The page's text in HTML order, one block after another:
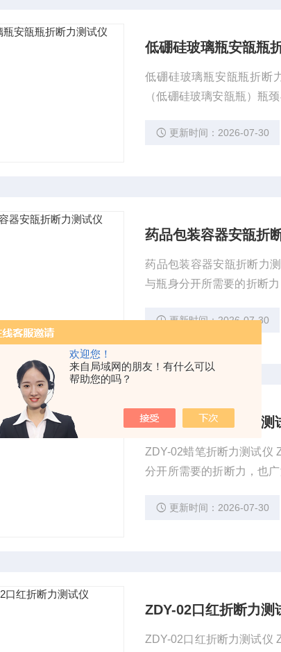
欢迎您！
来自局域网的朋友！有什么可以
帮助您的吗？
低硼硅玻璃瓶安瓿瓶
低硼硅玻璃瓶安瓿瓶折断
（低硼硅玻璃安瓿瓶）瓶
更新时间：2026-07-30
药品包装容器安瓿折
药品包装容器安瓿折断力
与瓶身分开所需要的折断
更新时间：2026-07-30
ZDY-02蜡笔折断力测
ZDY-02蜡笔折断力测试仪
分开所需要的折断力，也
更新时间：2026-07-30
ZDY-02口红折断力测
ZDY-02口红折断力测试仪